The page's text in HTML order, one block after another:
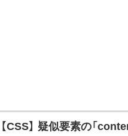
【CSS】 疑似要素の「